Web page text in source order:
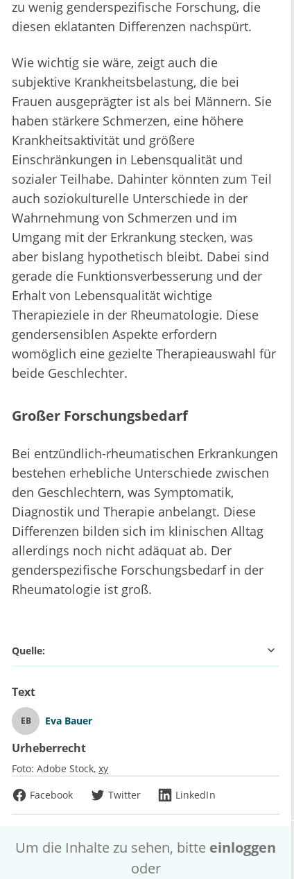
zu wenig genderspezifische Forschung, die
diesen eklatanten Differenzen nachspürt.
Wie wichtig sie wäre, zeigt auch die
subjektive Krankheitsbelastung, die bei
Frauen ausgeprägter ist als bei Männern. Sie
haben stärkere Schmerzen, eine höhere
Krankheitsaktivität und größere
Einschränkungen in Lebensqualität und
sozialer Teilhabe. Dahinter könnten zum Teil
auch soziokulturelle Unterschiede in der
Wahrnehmung von Schmerzen und im
Umgang mit der Erkrankung stecken, was
aber bislang hypothetisch bleibt. Dabei sind
gerade die Funktionsverbesserung und der
Erhalt von Lebensqualität wichtige
Therapieziele in der Rheumatologie. Diese
gendersensiblen Aspekte erfordern
womöglich eine gezielte Therapieauswahl für
beide Geschlechter.
Großer Forschungsbedarf
Bei entzündlich-rheumatischen Erkrankungen
bestehen erhebliche Unterschiede zwischen
den Geschlechtern, was Symptomatik,
Diagnostik und Therapie anbelangt. Diese
Differenzen bilden sich im klinischen Alltag
allerdings noch nicht adäquat ab. Der
genderspezifische Forschungsbedarf in der
Rheumatologie ist groß.
Quelle:
Text
EB Eva Bauer
Urheberrecht
Foto: Adobe Stock xy
Facebook
Twitter LinkedIn
Um die Inhalte zu sehen, bitte einloggen
oder